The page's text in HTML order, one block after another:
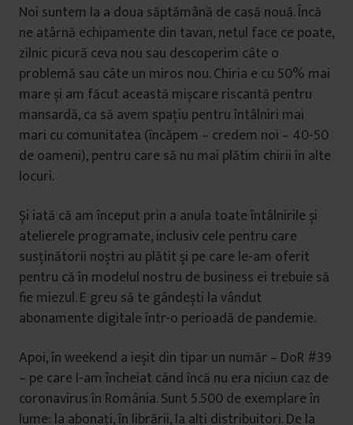
Noi suntem la a doua săptămână de casă nouă. Încă
ne atârnă echipamente din tavan, netul face ce poate,
zilnic picură ceva nou sau descoperim câte o
problemă sau câte un miros nou. Chiria e cu 50% mai
mare și am făcut această mișcare riscantă pentru
mansardă, ca să avem spațiu pentru întâlniri mai
mari cu comunitatea (încăpem – credem noi – 40-50
de oameni), pentru care să nu mai plătim chirii în alte
locuri.
Și iată că am început prin a anula toate întâlnirile și
atelierele programate, inclusiv cele pentru care
susținătorii noștri au plătit și pe care le-am oferit
pentru că în modelul nostru de business ei trebuie să
fie miezul. E greu să te gândești la vândut
abonamente digitale într-o perioadă de pandemie.
Apoi, în weekend a ieșit din tipar un număr – DoR #39
– pe care l-am încheiat când încă nu era niciun caz de
coronavirus în România. Sunt 5.500 de exemplare în
lume: la abonați, în librării, la alți distribuitori. De la